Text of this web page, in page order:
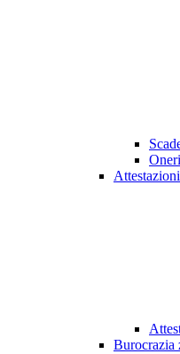
Burocrazia